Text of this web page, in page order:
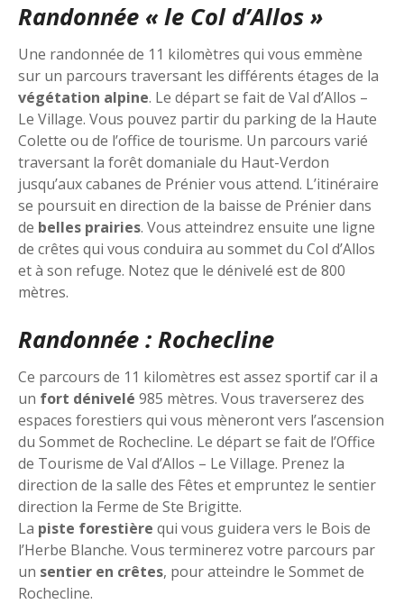
Randonnée « le Col d’Allos »
Une randonnée de 11 kilomètres qui vous emmène
sur un parcours traversant les différents étages de la
végétation alpine. Le départ se fait de Val d’Allos –
Le Village. Vous pouvez partir du parking de la Haute
Colette ou de l’office de tourisme. Un parcours varié
traversant la forêt domaniale du Haut-Verdon
jusqu’aux cabanes de Prénier vous attend. L’itinéraire
se poursuit en direction de la baisse de Prénier dans
de belles prairies. Vous atteindrez ensuite une ligne
de crêtes qui vous conduira au sommet du Col d’Allos
et à son refuge. Notez que le dénivelé est de 800
mètres.
Randonnée : Rochecline
Ce parcours de 11 kilomètres est assez sportif car il a
un fort dénivelé 985 mètres. Vous traverserez des
espaces forestiers qui vous mèneront vers l’ascension
du Sommet de Rochecline. Le départ se fait de l’Office
de Tourisme de Val d’Allos – Le Village. Prenez la
direction de la salle des Fêtes et empruntez le sentier
direction la Ferme de Ste Brigitte.
La piste forestière qui vous guidera vers le Bois de
l’Herbe Blanche. Vous terminerez votre parcours par
un sentier en crêtes, pour atteindre le Sommet de
Rochecline.